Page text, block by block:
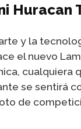
Huracan
y la
el nuevo
cualquiera
se sentirá
de